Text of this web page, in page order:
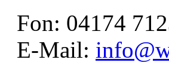
Fon: 04174
E-Mail: